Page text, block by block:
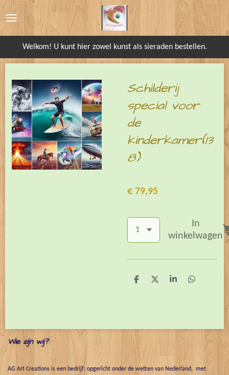
direct
Welkom! U kunt hier zowel kunst als sieraden bestellen.
Schilderij
special voor
de
kinderkamer(13
8)
€ 79,95
In
winkelwagen
D
D
S
D
Wie zijn wij?
AG Art Creations is een bedrijf; opgericht onder de wetten van Nederland, met